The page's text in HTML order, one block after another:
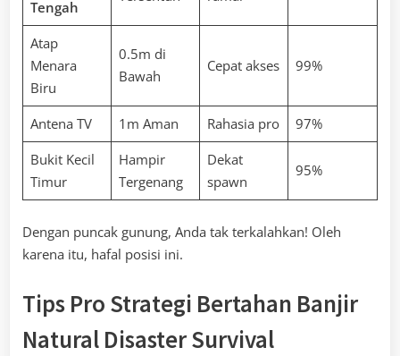
Tengah
Atap
Menara
Biru
0.5m di
Bawah
Cepat akses 99%
Antena TV 1m Aman Rahasia pro
97%
Bukit Kecil
Timur
Hampir
Tergenang
Dekat
spawn
95%
Dengan puncak gunung, Anda tak terkalahkan! Oleh
karena itu, hafal posisi ini.
Tips Pro Strategi Bertahan Banjir
Natural Disaster Survival